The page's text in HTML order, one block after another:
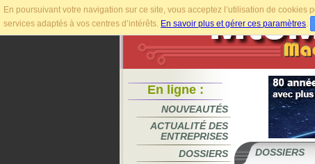
En poursuivant votre navigation sur ce site, vous acceptez l’utilisation de cookies
services adaptés à vos centres d’intérêts. En savoir plus et gérer ces paramètres.
En ligne :
NOUVEAUTÉS
ACTUALITÉ DES
ENTREPRISES
DOSSIERS
DOSSIERS